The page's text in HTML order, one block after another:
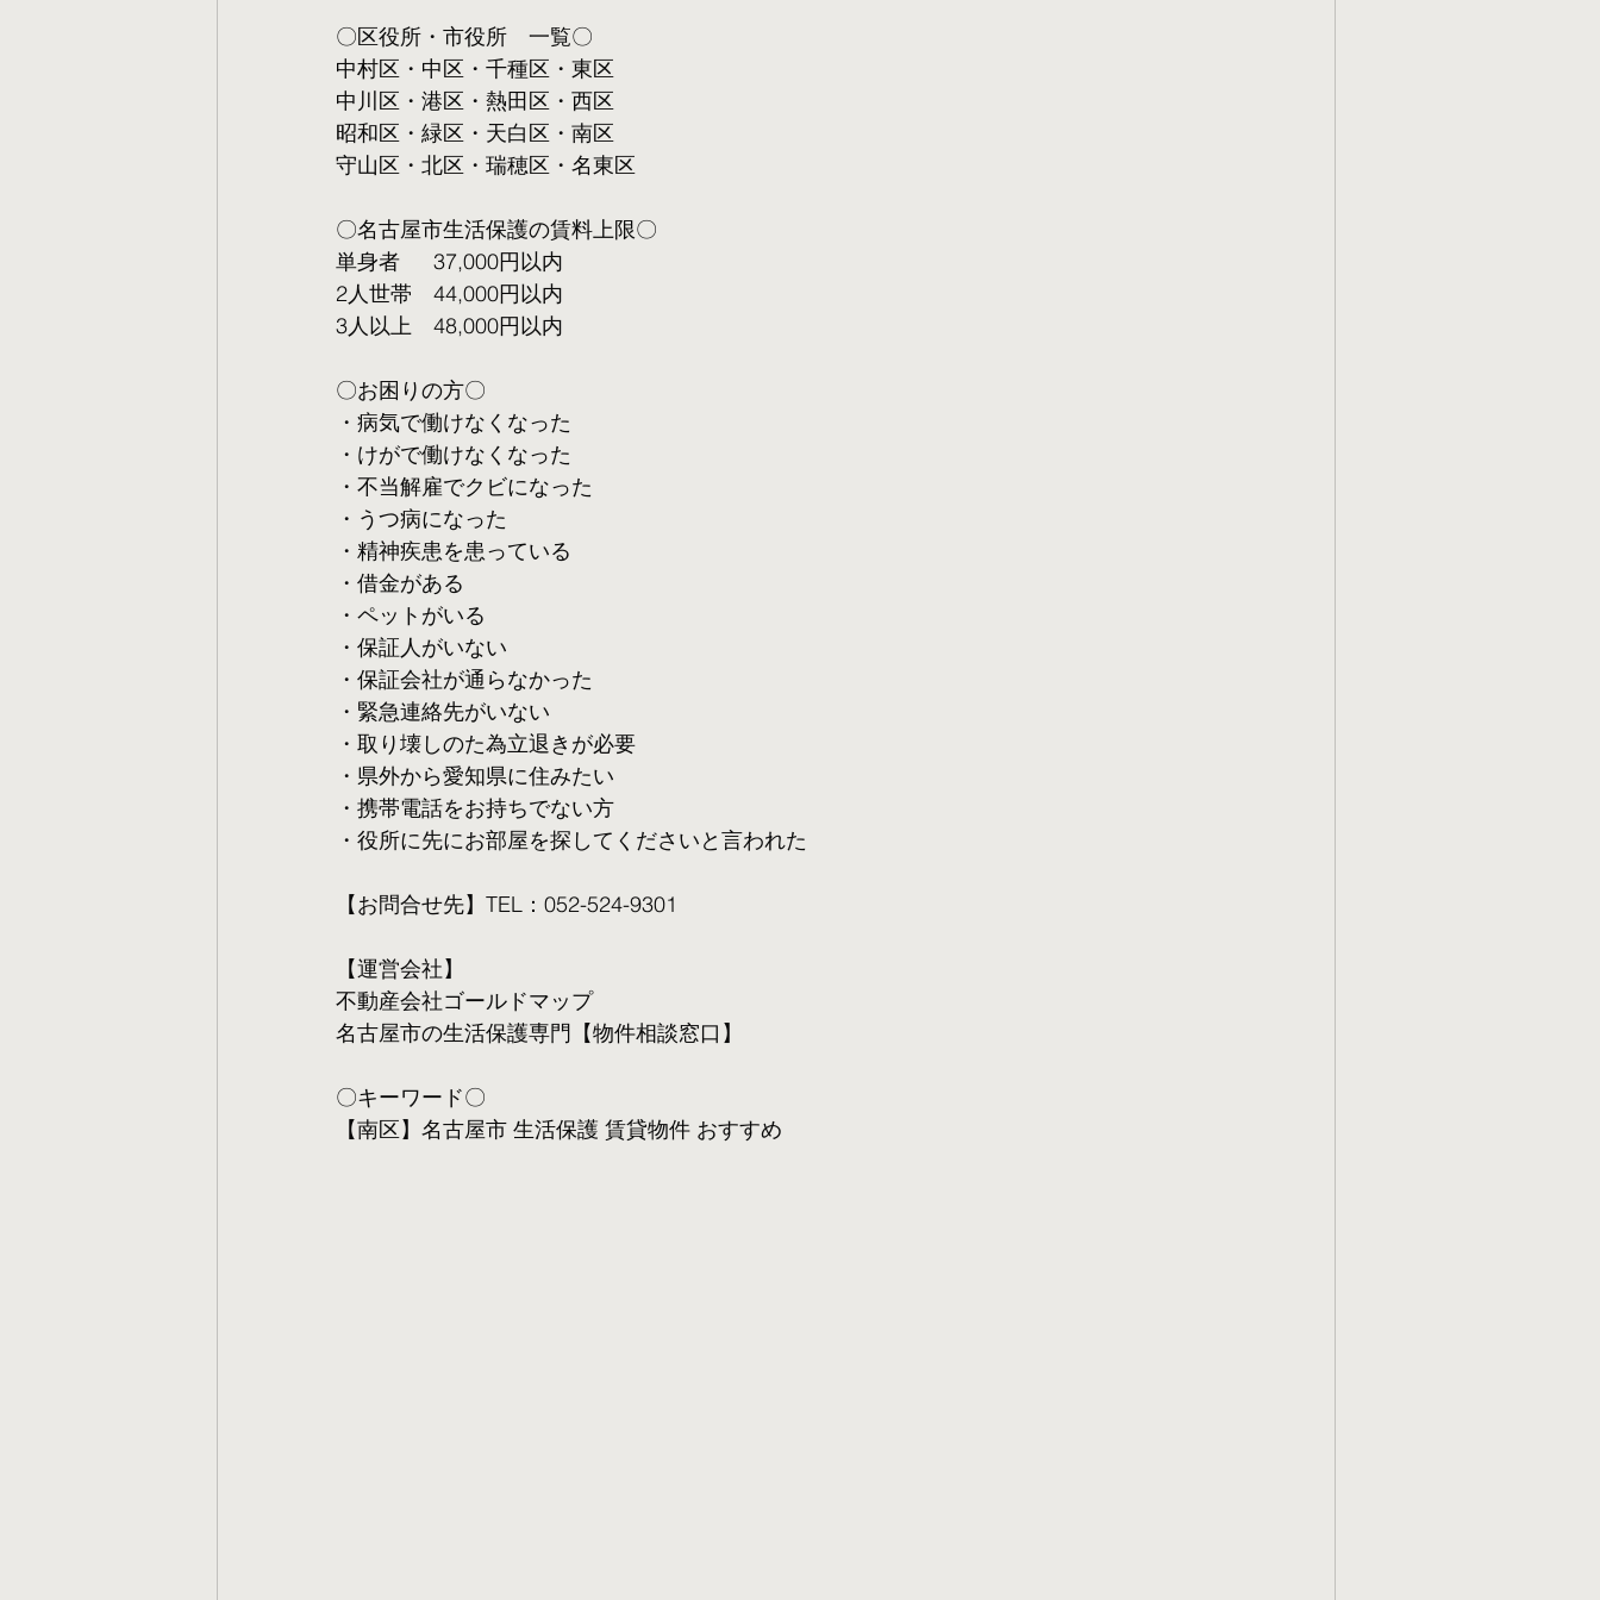
〇区役所・市役所　一覧〇
中村区・中区・千種区・東区
中川区・港区・熱田区・西区
昭和区・緑区・天白区・南区
守山区・北区・瑞穂区・名東区
〇名古屋市生活保護の賃料上限〇
単身者  　37,000円以内
2人世帯　44,000円以内
3人以上　48,000円以内
〇お困りの方〇
・病気で働けなくなった
・けがで働けなくなった
・不当解雇でクビになった
・うつ病になった
・精神疾患を患っている
・借金がある
・ペットがいる
・保証人がいない
・保証会社が通らなかった
・緊急連絡先がいない
・取り壊しのた為立退きが必要
・県外から愛知県に住みたい
・携帯電話をお持ちでない方
・役所に先にお部屋を探してくださいと言われた
【お問合せ先】TEL：052-524-9301
【運営会社】
不動産会社ゴールドマップ
名古屋市の生活保護専門【物件相談窓口】
〇キーワード〇
【南区】名古屋市 生活保護 賃貸物件 おすすめ